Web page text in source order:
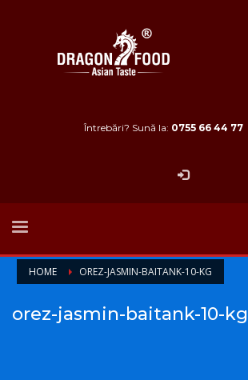
Întrebări? Sună la: 0755 66 44 77
HOME OREZ-JASMIN-BAITANK-10-KG
orez-jasmin-baitank-10-kg